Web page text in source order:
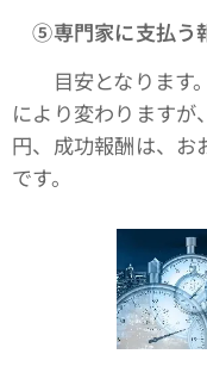
➄専門家に支払う
目安となります。
により変わります
円、成功報酬は、お
です。